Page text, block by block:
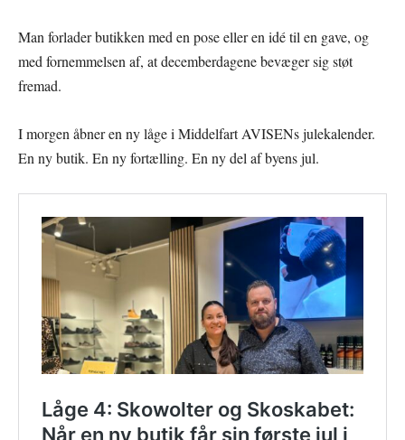
Man forlader butikken med en pose eller en idé til en gave, og
med fornemmelsen af, at decemberdagene bevæger sig støt
fremad.
I morgen åbner en ny låge i Middelfart AVISENs julekalender.
En ny butik. En ny fortælling. En ny del af byens jul.